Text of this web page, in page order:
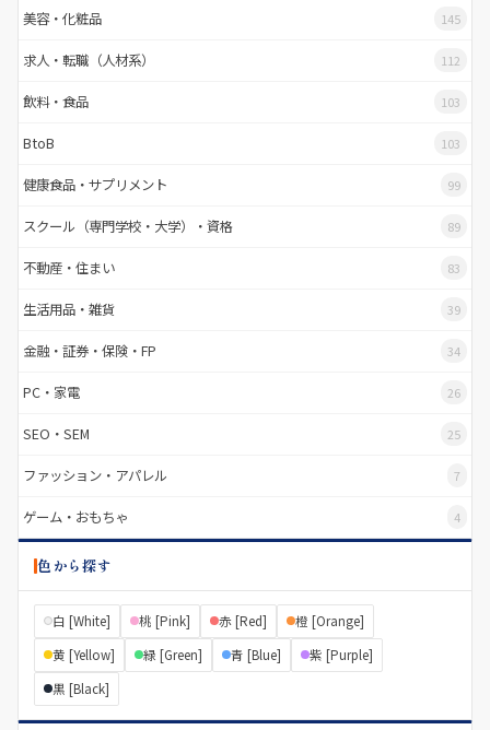
美容・化粧品 145
求人・転職（人材系） 112
飲料・食品 103
BtoB 103
健康食品・サプリメント 99
スクール（専門学校・大学）・資格 89
不動産・住まい 83
生活用品・雑貨 39
金融・証券・保険・FP 34
PC・家電 26
SEO・SEM 25
ファッション・アパレル 7
ゲーム・おもちゃ 4
色から探す
白 [White] 桃 [Pink] 赤 [Red]
橙 [Orange]
黄 [Yellow]
緑 [Green] 青 [Blue]
紫 [Purple]
黒 [Black]